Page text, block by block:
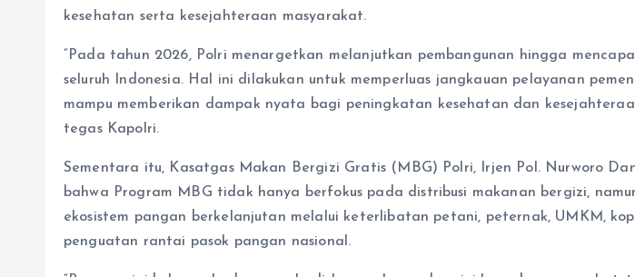
kesehatan serta kesejahteraan masyarakat.
“Pada tahun 2026, Polri menargetkan melanjutkan pembangunan hingga
seluruh Indonesia. Hal ini dilakukan untuk memperluas jangkauan pelayanan
mampu memberikan dampak nyata bagi peningkatan kesehatan dan
tegas Kapolri.
Sementara itu, Kasatgas Makan Bergizi Gratis (MBG) Polri, Irjen Pol. Nurworo
bahwa Program MBG tidak hanya berfokus pada distribusi makanan bergizi,
ekosistem pangan berkelanjutan melalui keterlibatan petani, peternak, UMKM,
penguatan rantai pasok pangan nasional.